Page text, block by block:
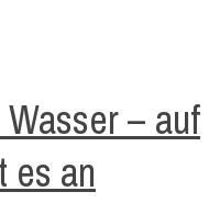
– auf
es an